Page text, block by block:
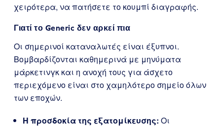
χειρότερα, να πατήσετε το κουμπί διαγραφής.
Γιατί το Generic δεν αρκεί πια
Οι σημερινοί καταναλωτές είναι έξυπνοι.
Βομβαρδίζονται καθημερινά με μηνύματα
μάρκετινγκ και η ανοχή τους για άσχετο
περιεχόμενο είναι στο χαμηλότερο σημείο όλων
των εποχών.
Η προσδοκία της εξατομίκευσης: Οι